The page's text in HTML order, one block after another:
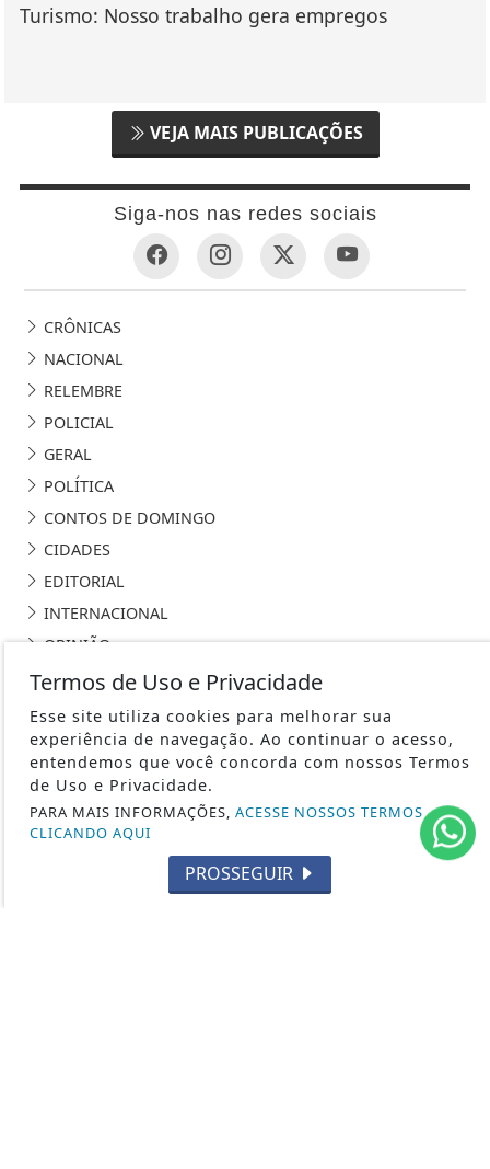
Turismo: Nosso trabalho gera empregos
VEJA MAIS PUBLICAÇÕES
Siga-nos nas redes sociais
CRÔNICAS
NACIONAL
RELEMBRE
POLICIAL
GERAL
POLÍTICA
CONTOS DE DOMINGO
CIDADES
EDITORIAL
INTERNACIONAL
OPINIÃO
ECONOMIA
CULTURA
EVENTOS
RELIGIÃO
TECNOLOGIA
MEIO AMBIENTE
CÂMARA DOS DEPUTADOS
Termos de Uso e Privacidade
Esse site utiliza cookies para melhorar sua
experiência de navegação. Ao continuar o acesso,
entendemos que você concorda com nossos Termos
de Uso e Privacidade.
PARA MAIS INFORMAÇÕES, ACESSE NOSSOS TERMOS
CLICANDO AQUI
PROSSEGUIR